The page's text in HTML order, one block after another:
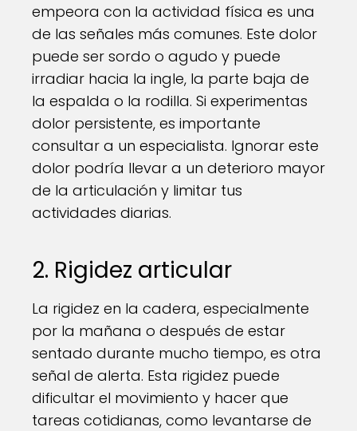
empeora con la actividad física es una
de las señales más comunes. Este dolor
puede ser sordo o agudo y puede
irradiar hacia la ingle, la parte baja de
la espalda o la rodilla. Si experimentas
dolor persistente, es importante
consultar a un especialista. Ignorar este
dolor podría llevar a un deterioro mayor
de la articulación y limitar tus
actividades diarias.
2. Rigidez articular
La rigidez en la cadera, especialmente
por la mañana o después de estar
sentado durante mucho tiempo, es otra
señal de alerta. Esta rigidez puede
dificultar el movimiento y hacer que
tareas cotidianas, como levantarse de